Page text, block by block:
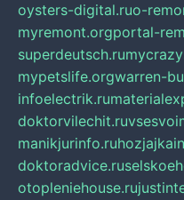
oysters-digital.ruo-
myremont.orgportal-
superdeutsch.ru
mypetslife.orgwarren-
infoelectrik.ru
doktorvilechit.ru
manikjurinfo.ru
doktoradvice.ru
otopleniehouse.ru